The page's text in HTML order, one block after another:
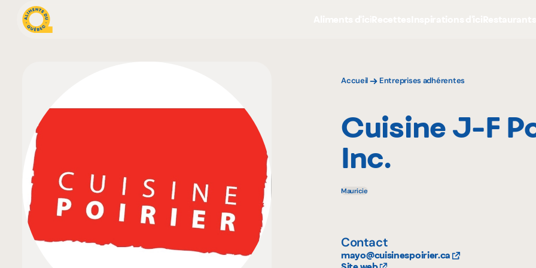
Accueil Entreprises adhérentes
Cuisine J-F
Inc.
Mauricie
Contact
mayo@cuisinespoirier.ca